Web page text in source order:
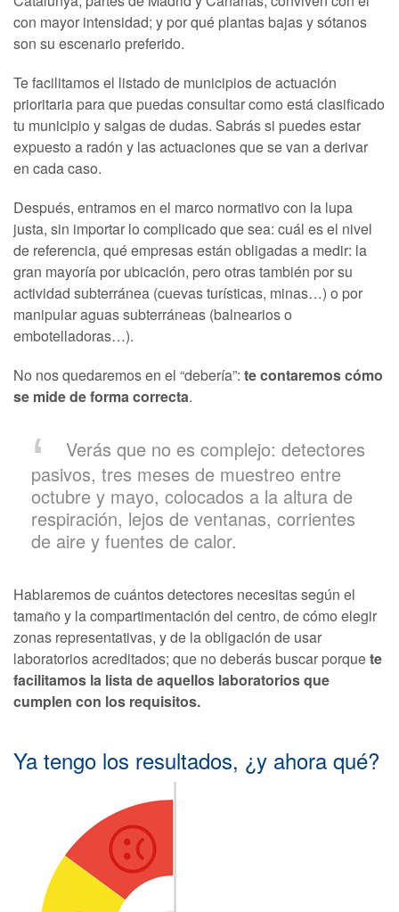
con mayor intensidad; y por qué plantas bajas y sótanos
son su escenario preferido.
Te facilitamos el listado de municipios de actuación
prioritaria para que puedas consultar como está clasificado
tu municipio y salgas de dudas. Sabrás si puedes estar
expuesto a radón y las actuaciones que se van a derivar
en cada caso.
Después, entramos en el marco normativo con la lupa
justa, sin importar lo complicado que sea: cuál es el nivel
de referencia, qué empresas están obligadas a medir: la
gran mayoría por ubicación, pero otras también por su
actividad subterránea (cuevas turísticas, minas…) o por
manipular aguas subterráneas (balnearios o
embotelladoras…).
No nos quedaremos en el “debería”: te contaremos cómo
se mide de forma correcta.
Verás que no es complejo: detectores
pasivos, tres meses de muestreo entre
octubre y mayo, colocados a la altura de
respiración, lejos de ventanas, corrientes
de aire y fuentes de calor.
Hablaremos de cuántos detectores necesitas según el
tamaño y la compartimentación del centro, de cómo elegir
zonas representativas, y de la obligación de usar
laboratorios acreditados; que no deberás buscar porquete
facilitamos la lista de aquellos laboratorios que
cumplen con los requisitos.
Ya tengo los resultados, ¿y ahora qué?